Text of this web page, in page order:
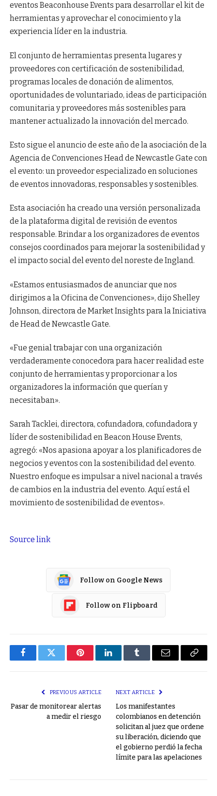
eventos Beaconhouse Events para desarrollar el kit de
herramientas y aprovechar el conocimiento y la
experiencia líder en la industria.
El conjunto de herramientas presenta lugares y
proveedores con certificación de sostenibilidad,
programas locales de donación de alimentos,
oportunidades de voluntariado, ideas de participación
comunitaria y proveedores más sostenibles para
mantener actualizado la innovación del mercado.
Esto sigue el anuncio de este año de la asociación de la
Agencia de Convenciones Head de Newcastle Gate con
el evento: un proveedor especializado en soluciones
de eventos innovadoras, responsables y sostenibles.
Esta asociación ha creado una versión personalizada
de la plataforma digital de revisión de eventos
responsable. Brindar a los organizadores de eventos
consejos coordinados para mejorar la sostenibilidad y
el impacto social del evento del noreste de Ingland.
«Estamos entusiasmados de anunciar que nos
dirigimos a la Oficina de Convenciones», dijo Shelley
Johnson, directora de Market Insights para la Iniciativa
de Head de Newcastle Gate.
«Fue genial trabajar con una organización
verdaderamente conocedora para hacer realidad este
conjunto de herramientas y proporcionar a los
organizadores la información que querían y
necesitaban».
Sarah Tacklei, directora, cofundadora, cofundadora y
líder de sostenibilidad en Beacon House Events,
agregó: «Nos apasiona apoyar a los planificadores de
negocios y eventos con la sostenibilidad del evento.
Nuestro enfoque es impulsar a nivel nacional a través
de cambios en la industria del evento. Aquí está el
movimiento de sostenibilidad de eventos».
Source link
Follow on Google News
Follow on Flipboard
FacebookTwitter PinterestLinkedInTumblr Email
Copy
PREVIOUS ARTICLE
Pasar de monitorear alertas
a medir el riesgo
NEXT ARTICLE
Los manifestantes
colombianos en detención
solicitan al juez que ordene
su liberación, diciendo que
el gobierno perdió la fecha
límite para las apelaciones